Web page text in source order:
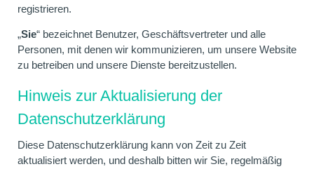
registrieren.
„Sie“ bezeichnet Benutzer, Geschäftsvertreter und alle
Personen, mit denen wir kommunizieren, um unsere Website
zu betreiben und unsere Dienste bereitzustellen.
Hinweis zur Aktualisierung der
Datenschutzerklärung
Diese Datenschutzerklärung kann von Zeit zu Zeit
aktualisiert werden, und deshalb bitten wir Sie, regelmäßig